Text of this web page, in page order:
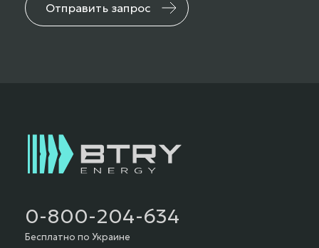
Отправить запрос
0-800-204-634
Бесплатно по Украине